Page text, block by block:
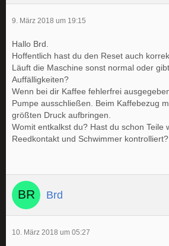
9. März 2018 um 19:15
Hallo Brd.
Hoffentlich hast du den Reset auch
Läuft die Maschine sonst normal oder
Auffälligkeiten?
Wenn bei dir Kaffee fehlerfrei
Pumpe ausschließen. Beim Kaffebezug
größten Druck aufbringen.
Womit entkalkst du? Hast du schon Teile
Reedkontakt und Schwimmer kontrolliert?
Brd
10. März 2018 um 05:27